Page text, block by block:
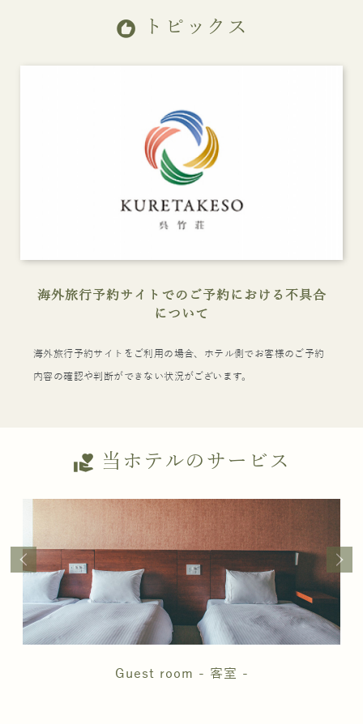
recommend トピックス
海外旅行予約サイトでのご予約における不具合
について
海外旅行予約サイトをご利用の場合、ホテル側でお客様のご予約
内容の確認や判断ができない状況がございます。
volunteer_activism 当ホテルのサービス
Guest room - 客室 -